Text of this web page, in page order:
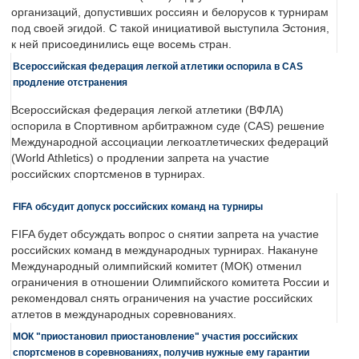
организаций, допустивших россиян и белорусов к турнирам
под своей эгидой. С такой инициативой выступила Эстония,
к ней присоединились еще восемь стран.
Всероссийская федерация легкой атлетики оспорила в CAS
продление отстранения
Всероссийская федерация легкой атлетики (ВФЛА)
оспорила в Спортивном арбитражном суде (CAS) решение
Международной ассоциации легкоатлетических федераций
(World Athletics) о продлении запрета на участие
российских спортсменов в турнирах.
FIFA обсудит допуск российских команд на турниры
FIFA будет обсуждать вопрос о снятии запрета на участие
российских команд в международных турнирах. Накануне
Международный олимпийский комитет (МОК) отменил
ограничения в отношении Олимпийского комитета России и
рекомендовал снять ограничения на участие российских
атлетов в международных соревнованиях.
МОК "приостановил приостановление" участия российских
спортсменов в соревнованиях, получив нужные ему гарантии